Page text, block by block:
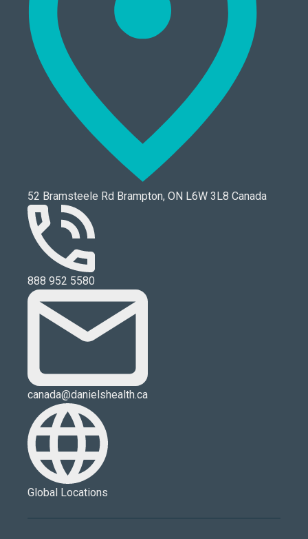
52 Bramsteele Rd Brampton, ON L6W 3L8 Canada
888 952 5580
canada@danielshealth.ca
Global Locations